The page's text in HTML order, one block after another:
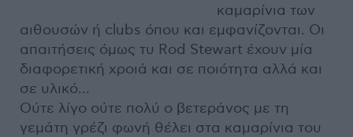
καμαρίνια των
αιθουσών ή clubs όπου και εμφανίζονται. Οι
απαιτήσεις όμως τυ Rod Stewart έχουν μία
διαφορετική χροιά και σε ποιότητα αλλά και
σε υλικό...
Ούτε λίγο ούτε πολύ ο βετεράνος με τη
γεμάτη γρέζι φωνή θέλει στα καμαρίνια του